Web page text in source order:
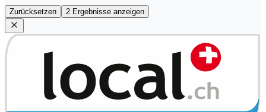
Zurücksetzen 2 Ergebnisse anzeigen